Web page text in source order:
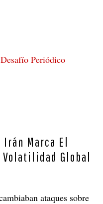
Desafío Periódico
Marca El
Volatilidad Global
ataques sobre